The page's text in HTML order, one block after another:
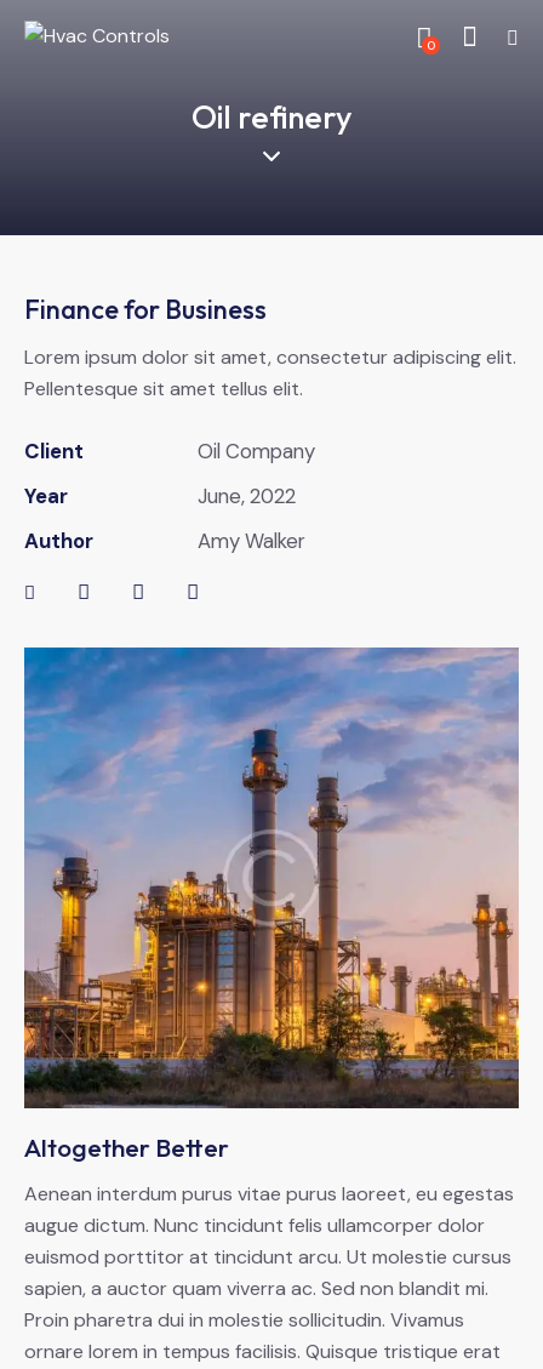
0
Oil refinery
Finance for Business
Lorem ipsum dolor sit amet, consectetur adipiscing elit.
Pellentesque sit amet tellus elit.
Client
Oil Company
Year
June, 2022
Author
Amy Walker
Altogether Better
Aenean interdum purus vitae purus laoreet, eu egestas
augue dictum. Nunc tincidunt felis ullamcorper dolor
euismod porttitor at tincidunt arcu. Ut molestie cursus
sapien, a auctor quam viverra ac. Sed non blandit mi.
Proin pharetra dui in molestie sollicitudin. Vivamus
ornare lorem in tempus facilisis. Quisque tristique erat